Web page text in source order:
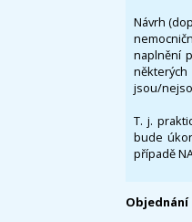
Návrh
naplnění
jsou/
T. j.
bude
případě
Objednání